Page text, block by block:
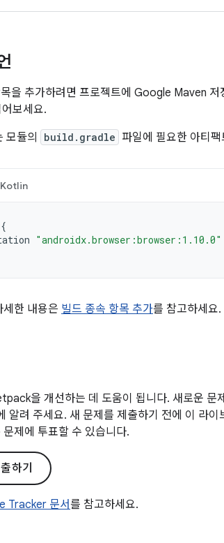
을 추가하려면 프로젝트에 Google Maven
보세요.
모듈의
build.gradle 파일에 필요한 아티
Kotlin
{
"androidx.browser:browser:1.10.0"
한 내용은 빌드 종속 항목 추가를 참고하세요.
을 개선하는 데 도움이 됩니다. 새로운 문
알려 주세요. 새 문제를 제출하기 전에 이 라이
제에 투표할 수 있습니다.
하기
Tracker 문서를 참고하세요.